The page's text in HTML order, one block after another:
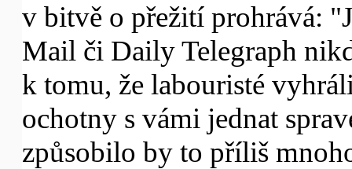
v bitvě o přežití prohrává:
Mail či Daily Telegraph
k tomu, že labouristé
ochotny s vámi jednat
způsobilo by to příliš